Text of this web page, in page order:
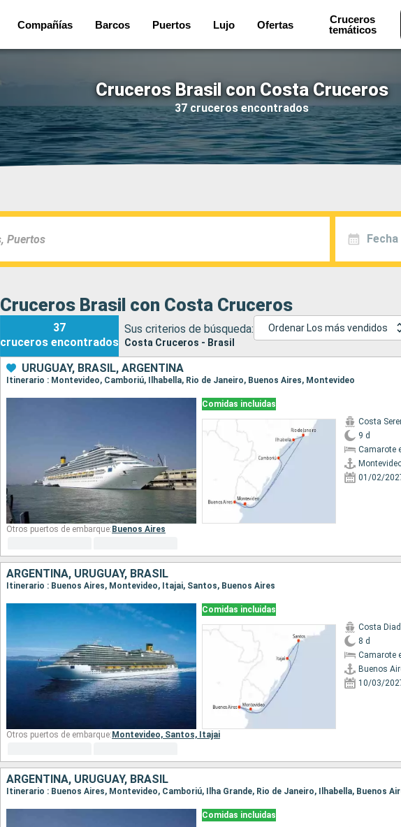
Compañías Barcos Puertos Lujo Ofertas
Cruceros
temáticos
Cruceros Brasil con Costa Cruceros
37 cruceros encontrados
Cruceros Brasil con Costa Cruceros
37
cruceros encontrados
Sus criterios de búsqueda:
Costa Cruceros - Brasil
Ordenar Los más vendidos
URUGUAY, BRASIL, ARGENTINA
Itinerario : Montevideo, Camboriú, Ilhabella, Rio de Janeiro, Buenos Aires, Montevideo
Comidas incluidas
Costa
9 d
Camarote
01/02/
Otros puertos de embarque: Buenos Aires
ARGENTINA, URUGUAY, BRASIL
Itinerario : Buenos Aires, Montevideo, Itajai, Santos, Buenos Aires
Comidas incluidas
Costa
8 d
Camarote
Buenos
10/03/
Otros puertos de embarque: Montevideo, Santos, Itajai
ARGENTINA, URUGUAY, BRASIL
Itinerario : Buenos Aires, Montevideo, Camboriú, Ilha Grande, Rio de Janeiro, Ilhabella, Buenos
Comidas incluidas